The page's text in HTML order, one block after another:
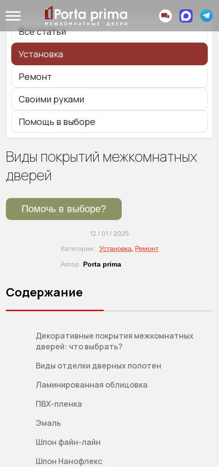
Все статьи
Установка
Ремонт
Своими руками
Помощь в выборе
Виды покрытий межкомнатных
дверей
Помочь в выборе?
12 / 01 / 2025
Категории: Установка, Ремонт
Автор
Porta prima
Содержание
Декоративные покрытия межкомнатных
дверей: что выбрать?
Виды отделки дверных полотен
Ламинированная облицовка
ПВХ-пленка
Эмаль
Шпон файн-лайн
Шпон Нанофлекс